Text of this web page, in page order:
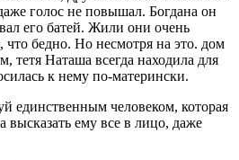
голос не повышал. Богдана он
его батей. Жили они очень
что бедно. Но несмотря на это. дом
тетя Наташа всегда находила для
к нему по-матерински.
единственным человеком, которая
высказать ему все в лицо, даже